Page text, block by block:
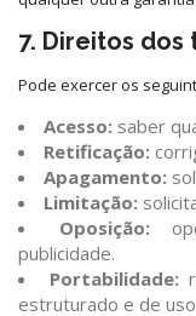
7. Direitos
Pode exercer os
Acesso: saber
Retificação:
Apagamento:
Limitação:
Oposição:
publicidade.
Portabilidade:
estruturado e de